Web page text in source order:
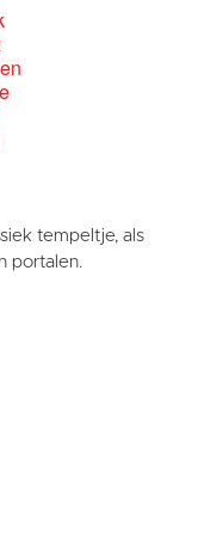
tempeltje, als
portalen.